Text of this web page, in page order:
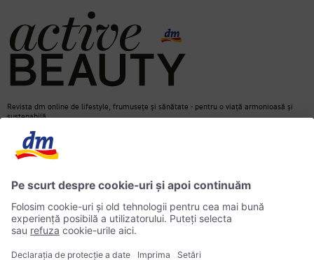
Revista dm online de lifestyle, frumusețe și sănătate - pentru o viață armonioasă și
sustenabilă.